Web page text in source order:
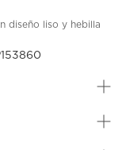
diseño liso y hebilla